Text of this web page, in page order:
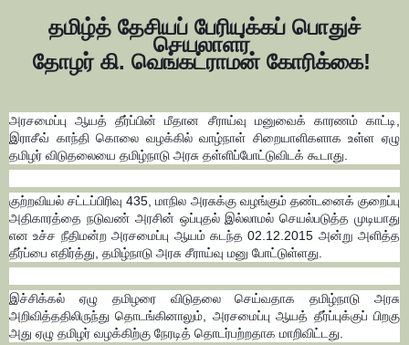
தமிழ்த் தேசியப் பேரியக்கப் பொதுச்
செயலாளர்
தோழர் கி. வெங்கட்ராமன் கோரிக்கை!
அரசமைப்பு ஆயத் தீர்ப்பின் மீதான சீராய்வு மனுவைக் காரணம் காட்டி,
இராசீவ் காந்தி கொலை வழக்கில் வாழ்நாள் சிறையாளிகளாக உள்ள ஏழு
தமிழர் விடுதலையை தமிழ்நாடு அரசு தள்ளிப்போட்டுவிடக் கூடாது.
குற்றவியல் சட்டப்பிரிவு 435, மாநில அரசுக்கு வழங்கும் தண்டனைக் குறைப்பு
அதிகாரத்தை நடுவண் அரசின் ஒப்புதல் இல்லாமல் செயல்படுத்த முடியாது
என உச்ச நீதிமன்ற அரசமைப்பு ஆயம் கடந்த 02.12.2015 அன்று அளித்த
தீர்ப்பை எதிர்த்து, தமிழ்நாடு அரசு சீராய்வு மனு போட்டுள்ளது.
இச்சிக்கல் ஏழு தமிழரை விடுதலை செய்வதாக தமிழ்நாடு அரசு
அறிவித்ததிலிருந்து தொடங்கினாலும், அரசமைப்பு ஆயத் தீர்ப்புக்குப் பிறகு
அது ஏழு தமிழர் வழக்கிற்கு நேரடித் தொடர்பற்றதாக மாறிவிட்டது.